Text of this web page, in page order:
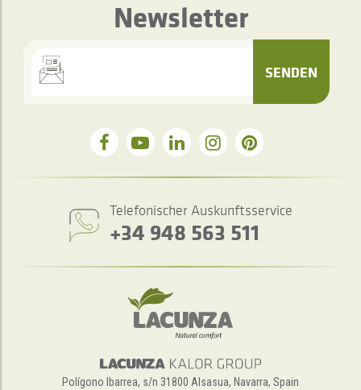
Newsletter
SENDEN
Telefonischer Auskunftsservice
+34 948 563 511
Polígono Ibarrea, s/n 31800 Alsasua, Navarra, Spain